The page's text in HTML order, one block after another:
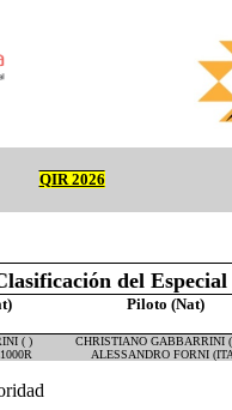
QIR 2026
del Especial
Piloto (Nat)
( ) CHRISTIANO GABBARRINI
ALESSANDRO FORNI